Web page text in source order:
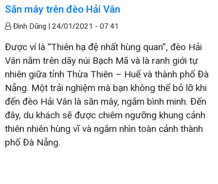
Săn mây trên đèo Hải Vân
Đình Dũng | 24/01/2021 - 07:41
Được ví là “Thiên hạ đệ nhất hùng quan”, đèo Hải
Vân nằm trên dãy núi Bạch Mã và là ranh giới tự
nhiên giữa tỉnh Thừa Thiên – Huế và thành phố Đà
Nẵng. Một trải nghiệm mà bạn không thể bỏ lỡ khi
đến đèo Hải Vân là săn mây, ngắm bình minh. Đến
đây, du khách sẽ được chiêm ngưỡng khung cảnh
thiên nhiên hùng vĩ và ngắm nhìn toàn cảnh thành
phố Đà Nẵng.